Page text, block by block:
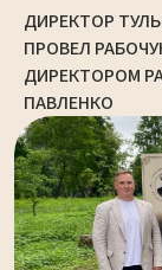
ДИРЕКТОР
ПРОВЕЛ
ДИРЕКТОРОМ
ПАВЛЕНКО